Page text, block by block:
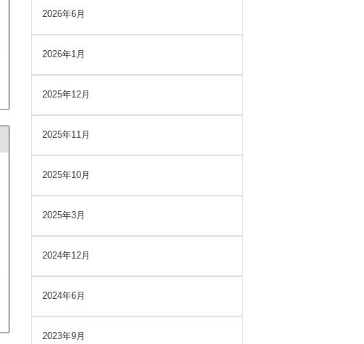
2026年6月
2026年1月
2025年12月
2025年11月
2025年10月
2025年3月
2024年12月
2024年6月
2023年9月